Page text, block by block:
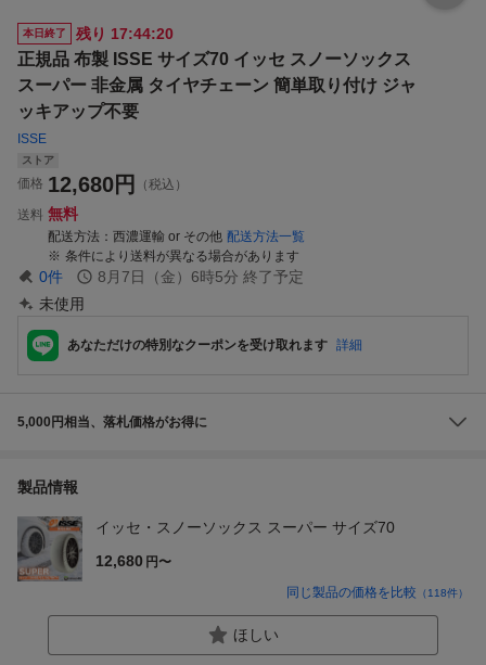
本日終了 残り 17:44:19
正規品 布製 ISSE サイズ70 イッセ スノーソックス
スーパー 非金属 タイヤチェーン 簡単取り付け ジャ
ッキアップ不要
ISSE
ストア
価格 12,680円
（税込）
送料 無料
配送方法 西濃運輸 or その他 配送方法一覧
条件により送料が異なる場合があります
0件 8月7日（金）6時5分 終了予定
未使用
あなただけの特別なクーポンを受け取れます 詳細
5,000円相当、落札価格がお得に
製品情報
イッセ・スノーソックス スーパー サイズ70
12,680 円〜
同じ製品の価格を比較 （118件）
ほしい